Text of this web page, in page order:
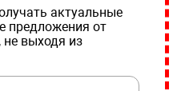
актуальные
предложения от
не выходя из